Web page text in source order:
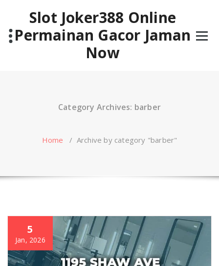
Slot Joker388 Online
Permainan Gacor Jaman
Now
Category Archives: barber
Home / Archive by category "barber"
5
Jan, 2026